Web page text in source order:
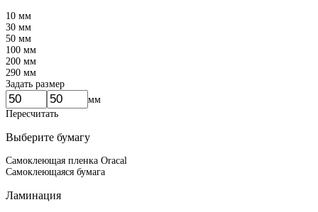
10 мм
30 мм
50 мм
100 мм
200 мм
290 мм
Задать размер
мм
Пересчитать
Выберите бумагу
Самоклеющая пленка Oracal
Самоклеющаяся бумага
Ламинация